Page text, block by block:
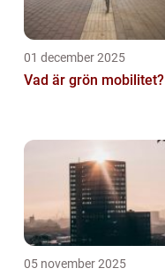
01 december 2025
Vad är grön mobilitet?
05 november 2025